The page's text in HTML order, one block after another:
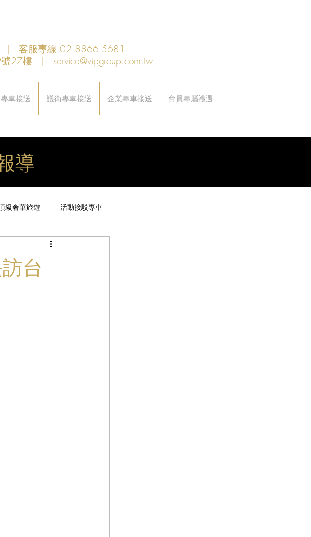
客服專線 02 8866 5681
號27樓 | service@vipgroup.com.tw
車接送 護衛專車接送 企業專車接送 會員專屬禮遇
導
級奢華旅遊 活動接駁專車
台